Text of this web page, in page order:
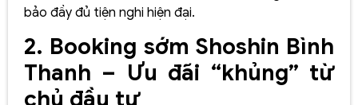
bảo đầy đủ tiện nghi hiện đại.
2. Booking sớm Shoshin Bình
Thanh – Ưu đãi “khủng” từ
chủ đầu tư